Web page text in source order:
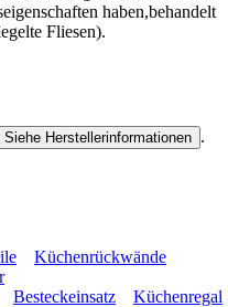
haben,behandelt
Fliesen).
Siehe Herstellerinformationen .
Küchenrückwände
Besteckeinsatz Küchenregal